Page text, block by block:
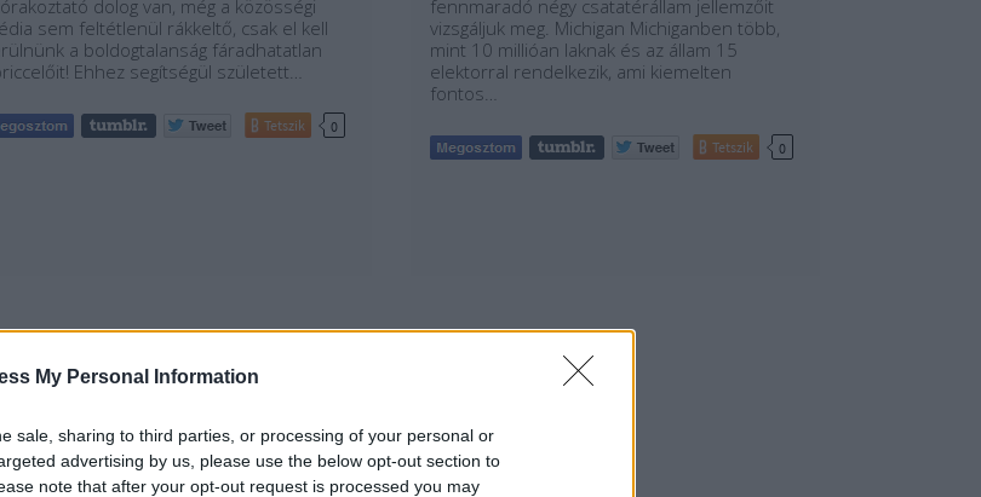
My Personal Information
sale, sharing to third parties, or processing of your personal or
advertising by us, please use the below opt-out section to
note that after your opt-out request is processed you may
dolog van, még a közösségi
sem feltétlenül rákkeltő, csak el kell
a boldogtalanság fáradhatatlan
Ehhez segítségül született…
Tetszik 0
fennmaradó négy csatatérállam jellemzőit
vizsgáljuk meg. Michigan Michiganben több,
mint 10 millióan laknak és az állam 15
elektorral rendelkezik, ami kiemelten
fontos…
Tetszik 0